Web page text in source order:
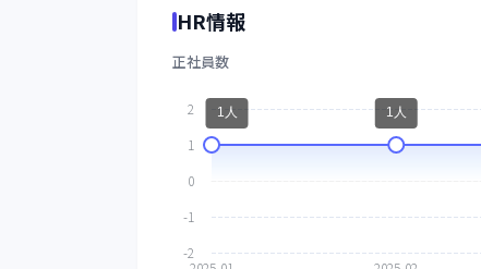
HR情報
正社員数